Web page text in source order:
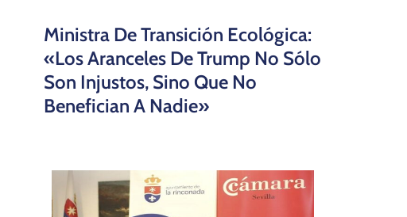
Ministra De Transición Ecológica:
«Los Aranceles De Trump No Sólo
Son Injustos, Sino Que No
Benefician A Nadie»